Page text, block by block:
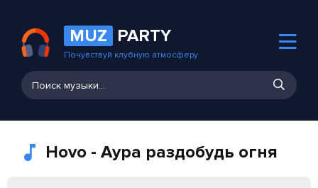
MUZ PARTY
Почувствуй клубную атмосферу
Hovo - Аура раздобудь огня